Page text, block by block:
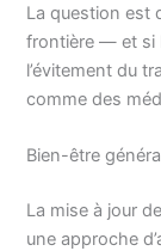
La question est
frontière — et si
l’évitement du
comme des
Bien-être
La mise à jour
une approche